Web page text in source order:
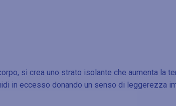
si crea uno strato isolante che aumenta la
in eccesso donando un senso di leggerezza